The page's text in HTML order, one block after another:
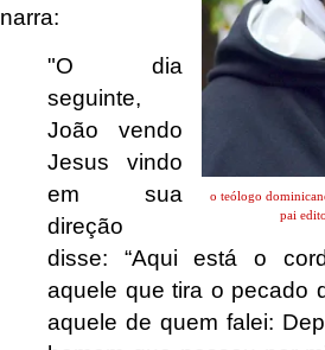
o teólogo
pai
narra:
"O dia
seguinte,
João vendo
Jesus vindo
em sua
direção
disse: “Aqui está o
aquele que tira o pecado
aquele de quem falei: